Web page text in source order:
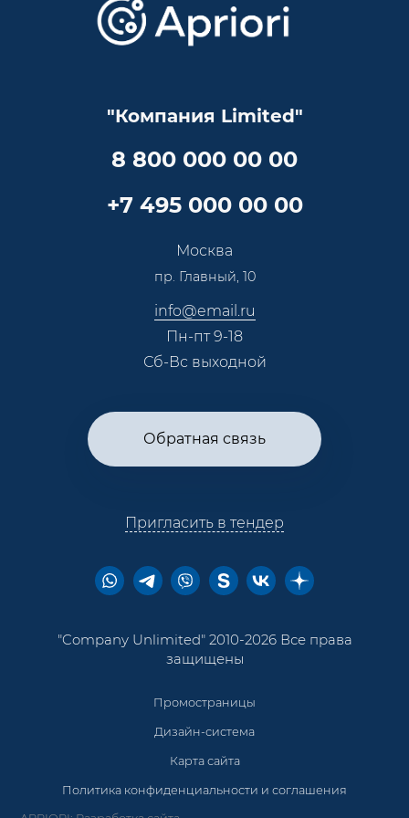
"Компания Limited"
8 800 000 00 00
+7 495 000 00 00
Москва
пр. Главный, 10
info@email.ru
Пн-пт 9-18
Сб-Вс выходной
Обратная связь
Пригласить в тендер
Оптовым клиентам
Вопрос-ответ
Презентации и каталоги
Достижения и награды
Специалисты
"Company Unlimited" 2010-2026 Все права
защищены
Промостраницы
Дизайн-система
Карта сайта
Политика конфиденциальности и соглашения